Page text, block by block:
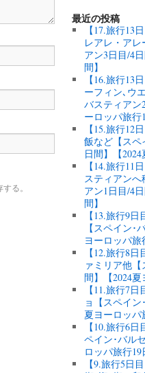
る。
最近の投稿
【17.旅行13
レアレ・アレ
アン3日目/4
間】
【16.旅行13
ーフィン､ウ
バスティアン
ーロッパ旅行
【15.旅行12
飯など【スペ
日間】【2024
【14.旅行11
スティアンへ
アン1日目/4
間】
【13.旅行9
【スペイン･
ヨーロッパ旅
【12.旅行8
ァミリア他
間】【2024夏
【11.旅行7
ョ【スペイ
夏ヨーロッパ
【10.旅行6
ペイン･バル
ロッパ旅行19
【9.旅行5日